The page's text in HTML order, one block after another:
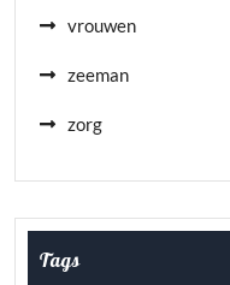
vrouwen
zeeman
zorg
Tags